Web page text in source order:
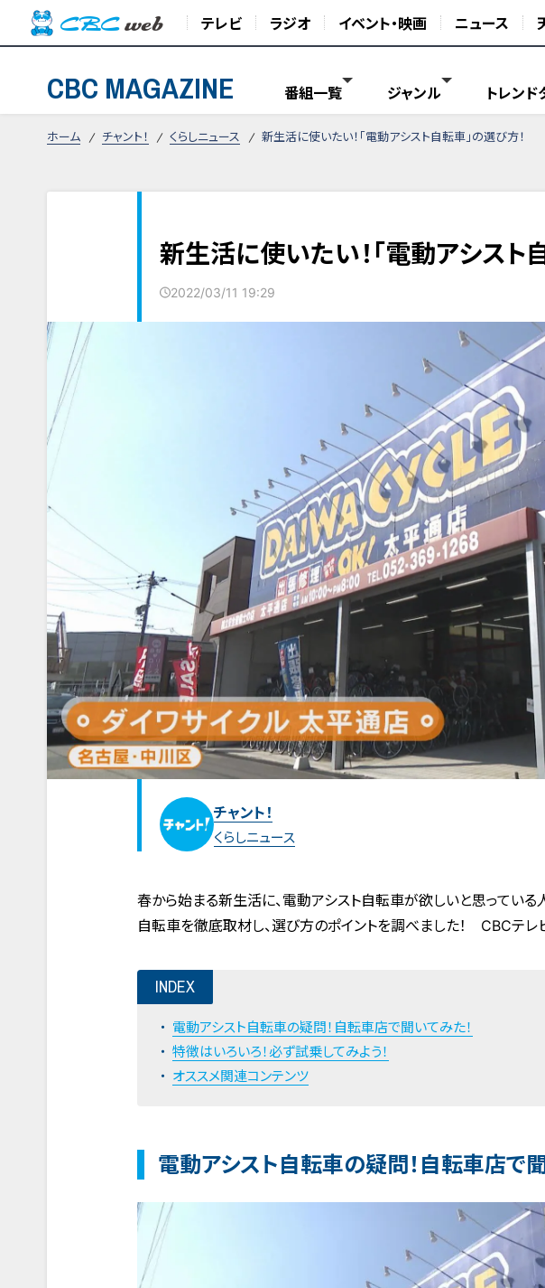
テレビ ラジオ イベント・映画 ニュース
CBC MAGAZINE 番組一覧 ジャンル トレンド
ホーム チャント！ くらしニュース 新生活に使いたい！「電動アシスト自転車」の選び方！
新生活に使いたい！「電動アシスト
2022/03/11 19:29
チャント！
くらしニュース
春から始まる新生活に、電動アシスト自転車が欲しいと思ってい
自転車を徹底取材し、選び方のポイントを調べました！ CBCテレビ
INDEX
電動アシスト自転車の疑問！自転車店で聞いてみた！
特徴はいろいろ！必ず試乗してみよう！
オススメ関連コンテンツ
電動アシスト自転車の疑問！自転車店で聞